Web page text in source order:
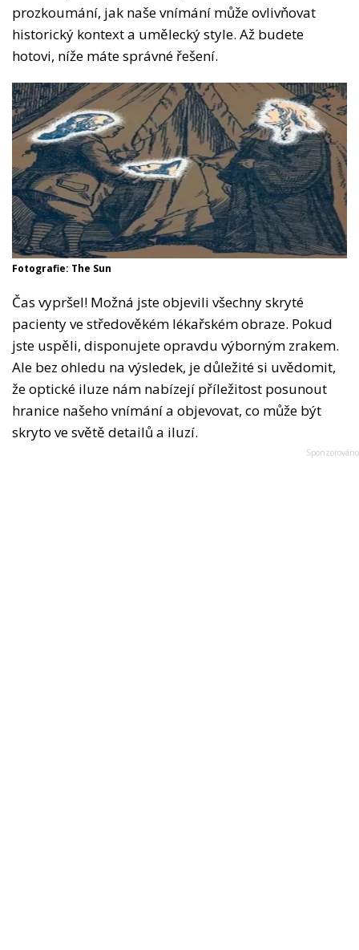
prozkoumání, jak naše vnímání může ovlivňovat
historický kontext a umělecký style. Až budete
hotovi, níže máte správné řešení.
Fotografie: The Sun
Čas vypršel! Možná jste objevili všechny skryté
pacienty ve středověkém lékařském obraze. Pokud
jste uspěli, disponujete opravdu výborným zrakem.
Ale bez ohledu na výsledek, je důležité si uvědomit,
že optické iluze nám nabízejí příležitost posunout
hranice našeho vnímání a objevovat, co může být
skryto ve světě detailů a iluzí.